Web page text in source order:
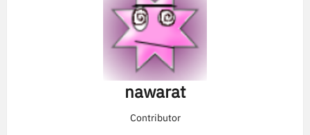
nawarat
Contributor